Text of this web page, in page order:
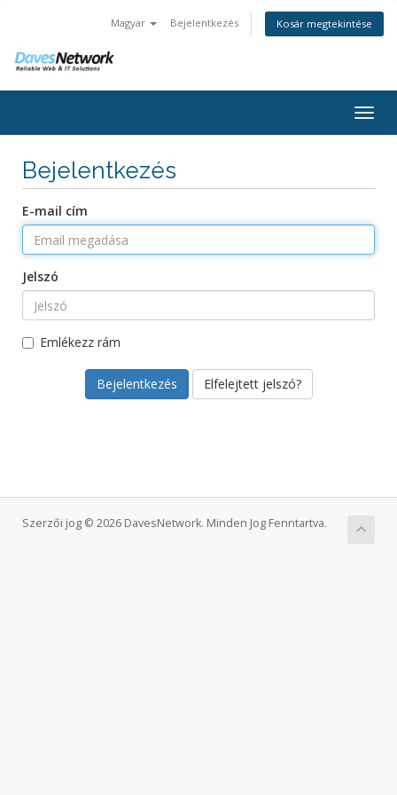
Magyar Bejelentkezés Kosár megtekintése
Bejelentkezés
E-mail cím
Jelszó
Emlékezz rám
Elfelejtett jelszó?
Szerzői jog © 2026 DavesNetwork. Minden Jog Fenntartva.